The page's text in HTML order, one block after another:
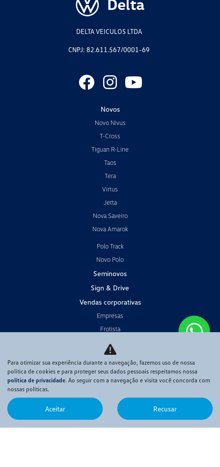
DELTA VEICULOS LTDA
CNPJ: 82.611.567/0001-69
Novos
Novo Nivus
T-Cross
Tiguan R-Line
Taos
Tera
Virtus
Jetta
Nova Saveiro
Nova Amarok
Polo Track
Novo Polo
Seminovos
Sign & Drive
Vendas corporativas
Empresas
Frotista
PCD
Produtor rural
Locadoras
Pós-vendas
Revisão
Peças e Acessórios
Para otimizar sua experiência durante a navegação, fazemos uso de nossa
política de cookies e para proteger seus dados pessoais respeitamos nossa
política de privacidade. Ao seguir com a navegação e visita você concorda com
nossas políticas.
Aceitar Recusar